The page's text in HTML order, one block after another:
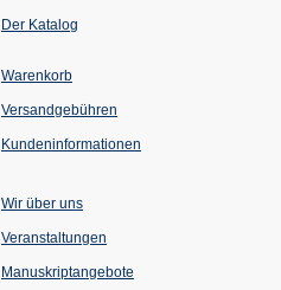
Der Katalog
Warenkorb
Versandgebühren
Kundeninformationen
Wir über uns
Veranstaltungen
einem
Manuskriptangebote